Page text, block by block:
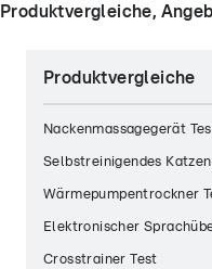
Produktvergleiche,
Produktvergleiche
Nackenmassagegerät
Selbstreinigendes
Wärmepumpentrockner
Elektronischer
Crosstrainer Test